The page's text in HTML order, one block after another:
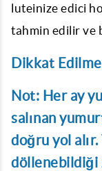
luteinize edici
tahmin edilir ve
Dikkat
Not: Her ay
salınan
doğru yol
döllenebildiği